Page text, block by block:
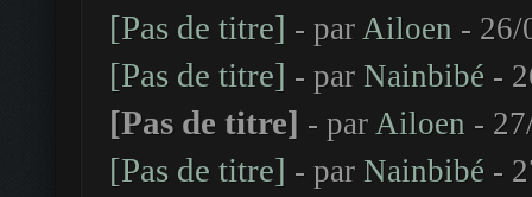
[Pas de titre] - par Ailoen - 26/
[Pas de titre] - par Nainbibé -
[Pas de titre] - par Ailoen -
[Pas de titre] - par Nainbibé -